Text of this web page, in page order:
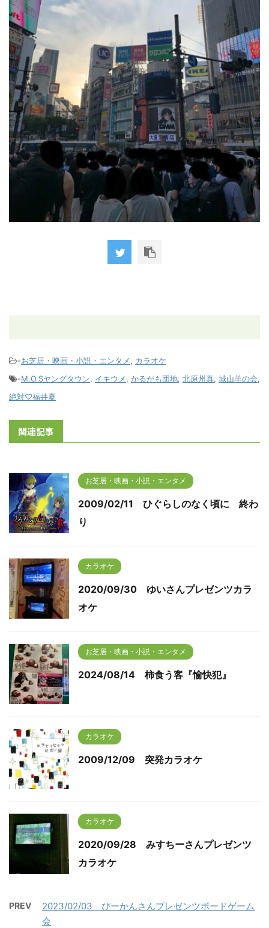
-お芝居・映画・小説・エンタメ, カラオケ
-M.O.Sヤングタウン, イキウメ, かるがも団地, 北原州真, 城山羊の会,
絶対♡福井夏
関連記事
お芝居・映画・小説・エンタメ
2009/02/11 ひぐらしのなく頃に 終わ
り
カラオケ
2020/09/30 ゆいさんプレゼンツカラ
オケ
お芝居・映画・小説・エンタメ
2024/08/14 柿食う客『愉快犯』
カラオケ
2009/12/09 突発カラオケ
カラオケ
2020/09/28 みすちーさんプレゼンツ
カラオケ
PREV
2023/02/03 ぴーかんさんプレゼンツボードゲーム
会